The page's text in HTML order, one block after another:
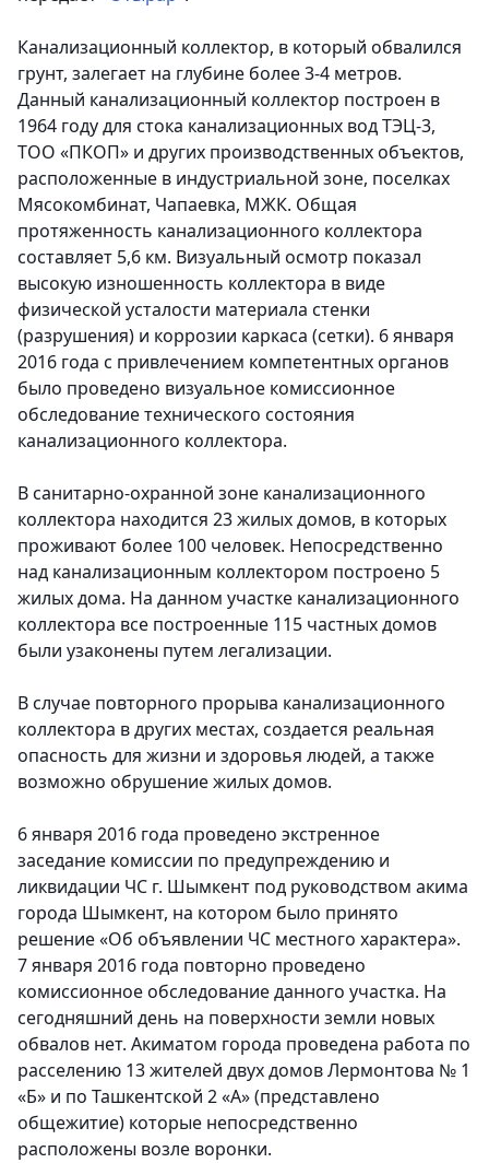
Канализационный коллектор, в который обвалился
грунт, залегает на глубине более 3-4 метров.
Данный канализационный коллектор построен в
1964 году для стока канализационных вод ТЭЦ-3,
ТОО «ПКОП» и других производственных объектов,
расположенные в индустриальной зоне, поселках
Мясокомбинат, Чапаевка, МЖК. Общая
протяженность канализационного коллектора
составляет 5,6 км. Визуальный осмотр показал
высокую изношенность коллектора в виде
физической усталости материала стенки
(разрушения) и коррозии каркаса (сетки). 6 января
2016 года с привлечением компетентных органов
было проведено визуальное комиссионное
обследование технического состояния
канализационного коллектора.
В санитарно-охранной зоне канализационного
коллектора находится 23 жилых домов, в которых
проживают более 100 человек. Непосредственно
над канализационным коллектором построено 5
жилых дома. На данном участке канализационного
коллектора все построенные 115 частных домов
были узаконены путем легализации.
В случае повторного прорыва канализационного
коллектора в других местах, создается реальная
опасность для жизни и здоровья людей, а также
возможно обрушение жилых домов.
6 января 2016 года проведено экстренное
заседание комиссии по предупреждению и
ликвидации ЧС г. Шымкент под руководством акима
города Шымкент, на котором было принято
решение «Об объявлении ЧС местного характера».
7 января 2016 года повторно проведено
комиссионное обследование данного участка. На
сегодняшний день на поверхности земли новых
обвалов нет. Акиматом города проведена работа по
расселению 13 жителей двух домов Лермонтова № 1
«Б» и по Ташкентской 2 «А» (представлено
общежитие) которые непосредственно
расположены возле воронки.